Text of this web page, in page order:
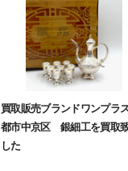
買取販売ブランドワンプ
都市中京区 銀細工を買取
した